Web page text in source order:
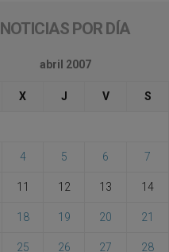
NOTICIAS POR DÍA
abril 2007
X J V S
4 5 6 7
11 12 13 14
18 19 20 21
25 26 27 28